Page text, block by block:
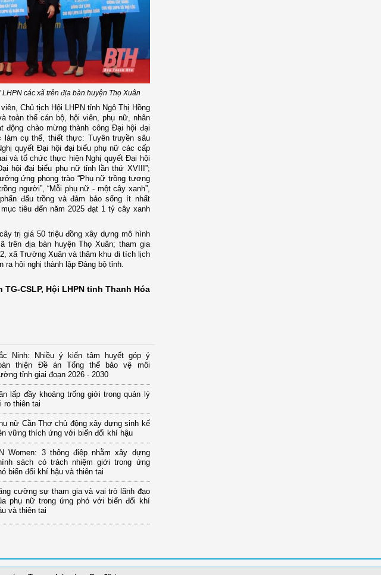
các xã trên địa bàn huyện Thọ Xuân
Chủ tịch Hội LHPN tỉnh Ngô Thị Hồng
toàn thể cán bộ, hội viên, phụ nữ, nhân
chào mừng thành công Đại hội đại
cụ thể, thiết thực: Tuyên truyền sâu
quyết Đại hội đại biểu phụ nữ các cấp
và tổ chức thực hiện Nghị quyết Đại hội
hội đại biểu phụ nữ tỉnh lần thứ XVIII”;
ứng phong trào “Phụ nữ trồng tương
người”, “Mỗi phụ nữ - một cây xanh”,
đấu trồng và đảm bảo sống ít nhất
tiêu đến năm 2025 đạt 1 tỷ cây xanh
trị giá 50 triệu đồng xây dựng mô hình
trên địa bàn huyện Thọ Xuân; tham gia
xã Trường Xuân và thăm khu di tích lịch
hội nghị thành lập Đảng bộ tỉnh.
TG-CSLP, Hội LHPN tỉnh Thanh Hóa
Ninh: Nhiều ý kiến tâm huyết góp ý
thiện Đề án Tổng thể bảo vệ môi
tỉnh giai đoạn 2026 - 2030
lấp đầy khoảng trống giới trong quản lý
ro thiên tai
nữ Cần Thơ chủ động xây dựng sinh kế
vững thích ứng với biến đổi khí hậu
Women: 3 thông điệp nhằm xây dựng
sách có trách nhiệm giới trong ứng
biến đổi khí hậu và thiên tai
cường sự tham gia và vai trò lãnh đạo
phụ nữ trong ứng phó với biến đổi khí
và thiên tai